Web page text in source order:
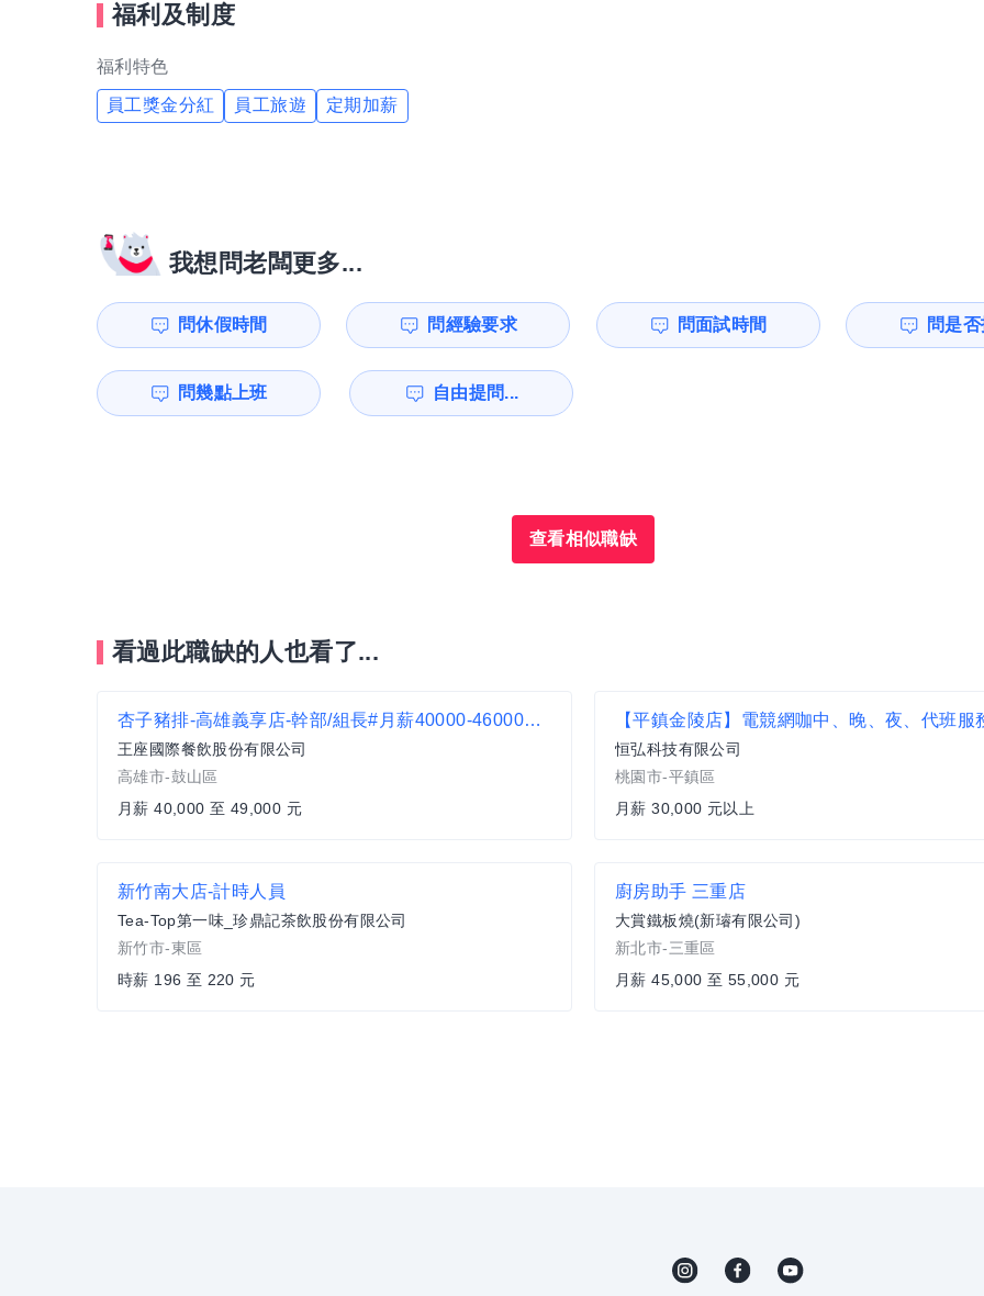
福利及制度
福利特色
員工獎金分紅 員工旅遊 定期加薪
我想問老闆更多...
問休假時間 問經驗要求 問面試時間 問是否
問幾點上班 自由提問...
查看相似職缺
看過此職缺的人也看了...
杏子豬排-高雄義享店-幹部/組長#月薪40000-46000#另有門市達標獎金
王座國際餐飲股份有限公司
高雄市-鼓山區
月薪 40,000 至 49,000 元
【平鎮金陵店】電競網咖中、晚、夜、代班服
恒弘科技有限公司
桃園市-平鎮區
月薪 30,000 元以上
新竹南大店-計時人員
Tea-Top第一味_珍鼎記茶飲股份有限公司
新竹市-東區
時薪 196 至 220 元
廚房助手 三重店
大賞鐵板燒(新璿有限公司)
新北市-三重區
月薪 45,000 至 55,000 元